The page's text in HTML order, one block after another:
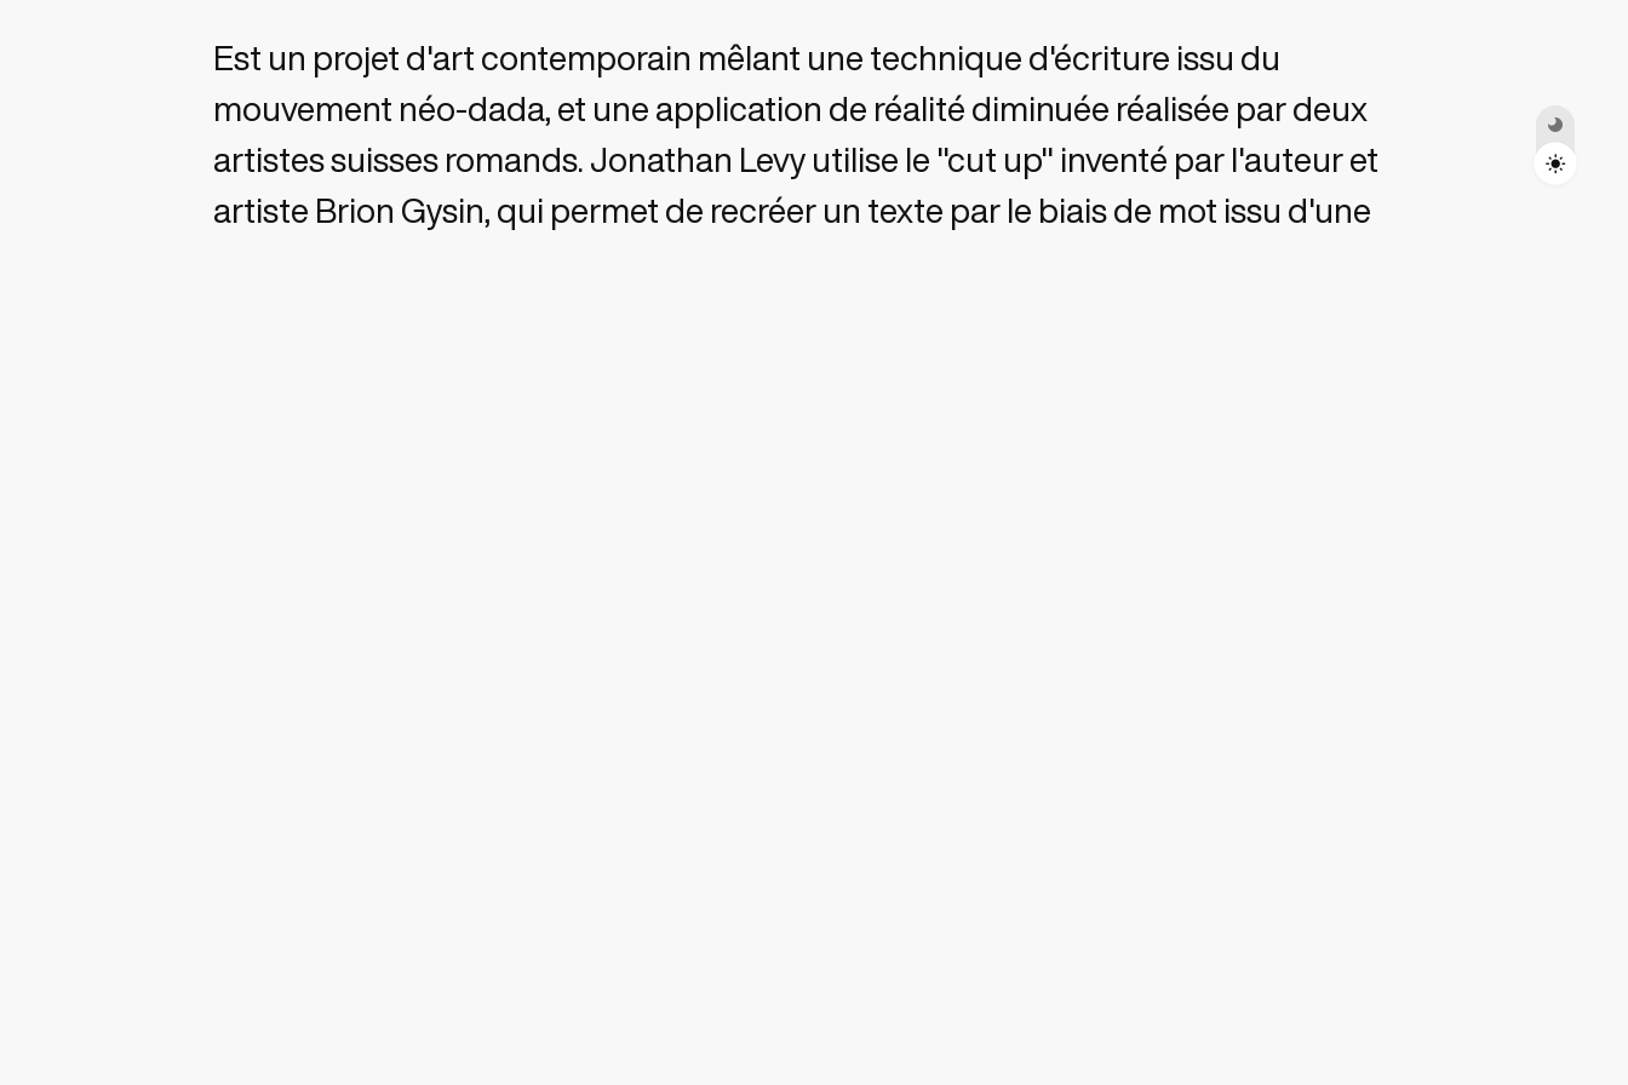
Toggle Darkmode
Est un projet d'art contemporain mêlant une technique d'écriture issu du
mouvement néo-dada, et une application de réalité diminuée réalisée par deux
artistes suisses romands. Jonathan Levy utilise le "cut up" inventé par l'auteur et
artiste Brion Gysin, qui permet de recréer un texte par le biais de mot issu d'une